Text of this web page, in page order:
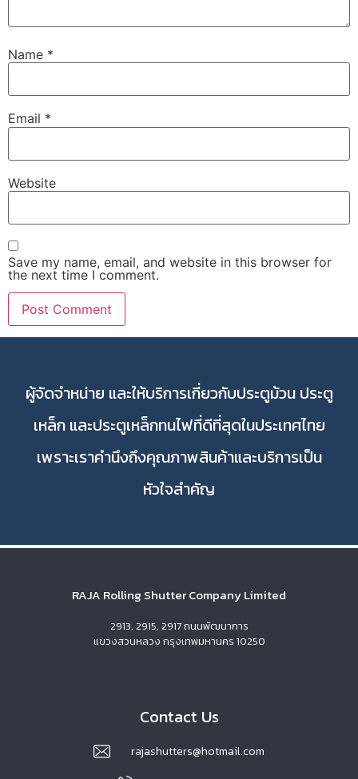
Name *
Email *
Website
Save my name, email, and website in this browser for
the next time I comment.
ผู้จัดจำหน่าย และให้บริการเกี่ยวกับประตูม้วน ประตู
เหล็ก และประตูเหล็กทนไฟที่ดีที่สุดในประเทศไทย
เพราะเราคำนึงถึงคุณภาพสินค้าและบริการเป็น
หัวใจสำคัญ
RAJA Rolling Shutter Company Limited
2913, 2915, 2917 ถนนพัฒนาการ
แขวงสวนหลวง กรุงเทพมหานคร 10250
Contact Us
rajashutters@hotmail.com